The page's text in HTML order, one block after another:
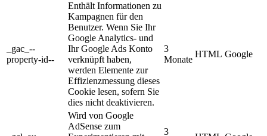
_gac_--
property-id--
Enthält Informationen zu
Kampagnen für den
Benutzer. Wenn Sie Ihr
Google Analytics- und
Ihr Google Ads Konto
verknüpft haben,
werden Elemente zur
Effizienzmessung dieses
Cookie lesen, sofern Sie
dies nicht deaktivieren.
3
Monate
HTML Google
Wird von Google
AdSense zum
3